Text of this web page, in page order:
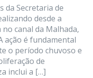
da Secretaria de
desde a
canal da Malhada,
ação é fundamental
o período chuvoso e
de
inclui a […]